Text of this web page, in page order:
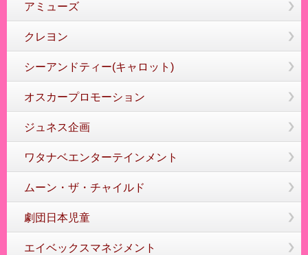
アミューズ
クレヨン
シーアンドティー(キャロット)
オスカープロモーション
ジュネス企画
ワタナベエンターテインメント
ムーン・ザ・チャイルド
劇団日本児童
エイベックスマネジメント